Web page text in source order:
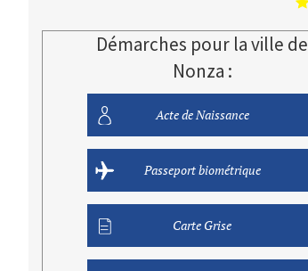
1
Démarches pour la ville de
Nonza :
Acte de Naissance
Passeport biométrique
Carte Grise